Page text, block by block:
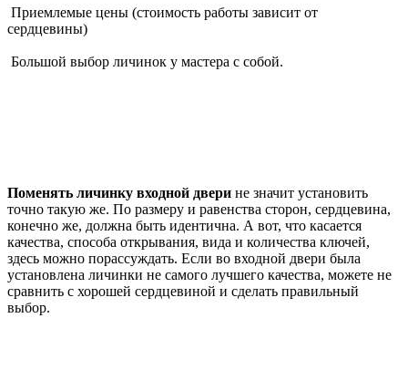
Приемлемые цены (стоимость работы зависит от
сердцевины)
Большой выбор личинок у мастера с собой.
Поменять личинку входной двери не значит установить
точно такую же. По размеру и равенства сторон, сердцевина,
конечно же, должна быть идентична. А вот, что касается
качества, способа открывания, вида и количества ключей,
здесь можно порассуждать. Если во входной двери была
установлена личинки не самого лучшего качества, можете не
сравнить с хорошей сердцевиной и сделать правильный
выбор.